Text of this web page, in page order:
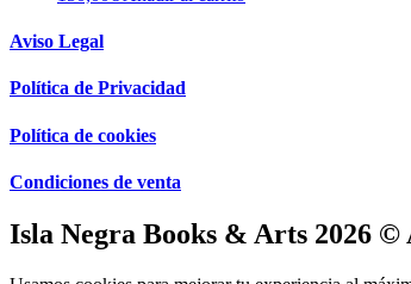
Aviso Legal
Política de Privacidad
Política de cookies
Condiciones de venta
Isla Negra Books & Arts 2026